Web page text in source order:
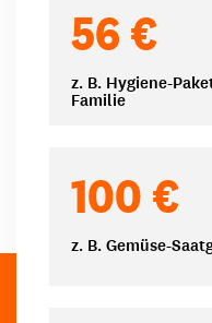
56 €
z. B. Hygiene-
Familie
100 €
z. B. Gemüse-